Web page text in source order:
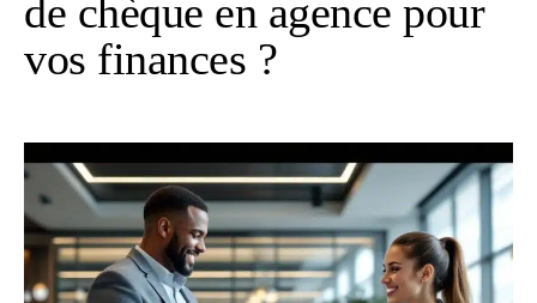
de chèque en agence pour
vos finances ?